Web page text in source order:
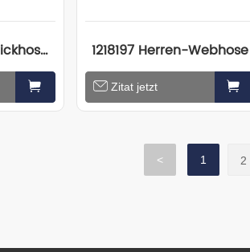
1218197 Herren-Webhose
Zitat jetzt
< 1 2